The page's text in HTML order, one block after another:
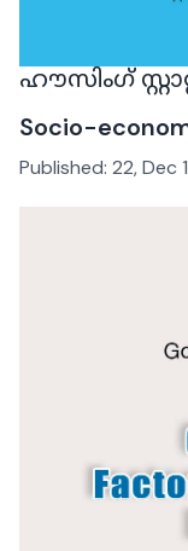
ഹൗസിംഗ്
Socio-
Published: 22, Dec